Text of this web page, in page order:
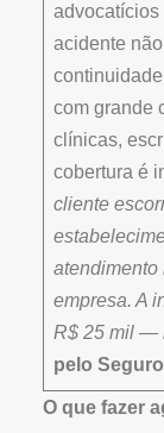
advocatícios
acidente
com grande
clínicas,
cobertura é
cliente
atendimento
empresa. A
R$ 25 mil —
pelo
O que fazer